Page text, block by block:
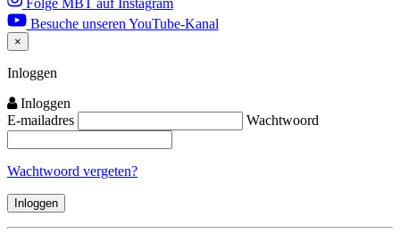
Folge MBT auf Instagram
Besuche unseren YouTube-Kanal
×
Close
Inloggen
Inloggen
E-mailadres
Wachtwoord
Wachtwoord vergeten?